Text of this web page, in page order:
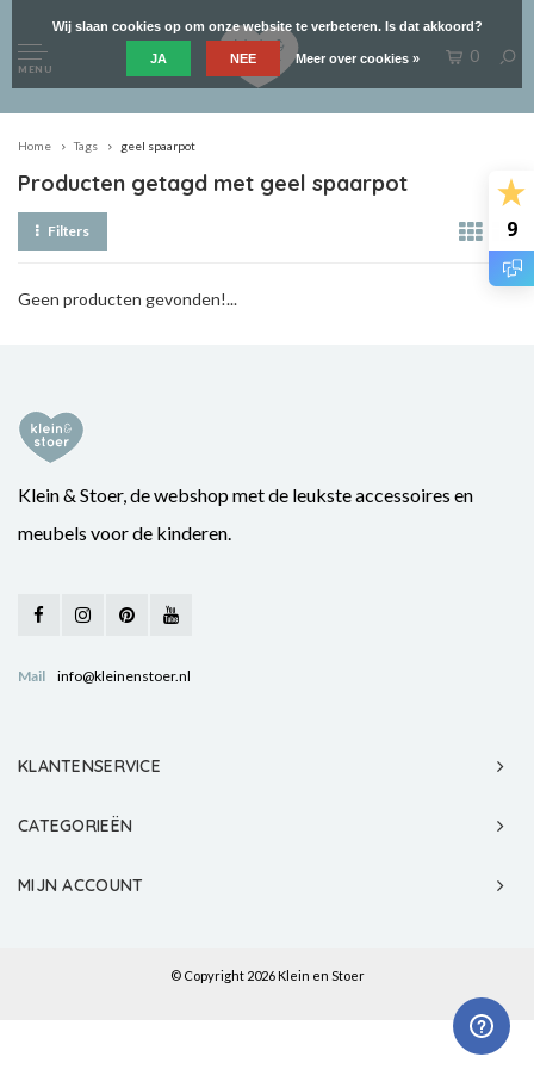
9
MENU
0
Home Tags geel spaarpot
Producten getagd met geel spaarpot
Filters
Geen producten gevonden!...
Klein & Stoer, de webshop met de leukste accessoires en
meubels voor de kinderen.
Mail info@kleinenstoer.nl
KLANTENSERVICE
CATEGORIEËN
MIJN ACCOUNT
© Copyright 2026 Klein en Stoer
Wij slaan cookies op om onze website te verbeteren. Is dat akkoord?
JA NEE Meer over cookies »